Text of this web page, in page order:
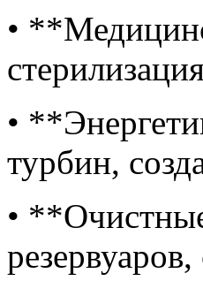
•
•
турбин,
•